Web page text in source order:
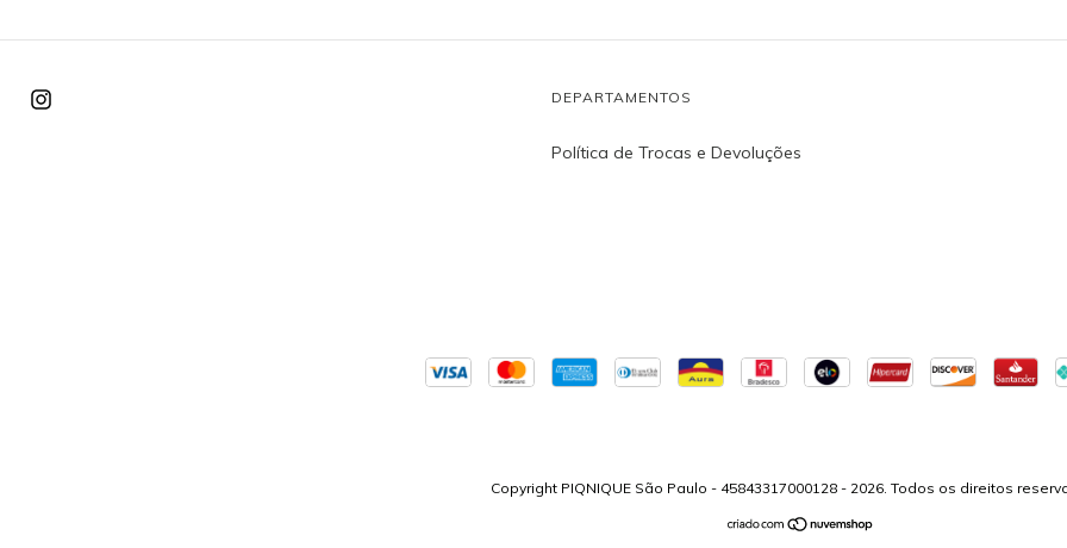
DEPARTAMENTOS
Política de Trocas e Devoluções
Copyright PIQNIQUE São Paulo - 45843317000128 - 2026. Todos os direitos